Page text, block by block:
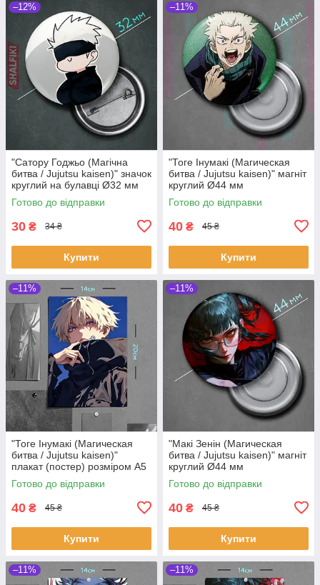
–12%
"Сатору Годжьо (Магічна
битва / Jujutsu kaisen)" значок
круглий на булавці Ø32 мм
Готово до відправки
30 ₴ 34 ₴
Купити
–11%
"Тоге Інумакі (Магическая
битва / Jujutsu kaisen)" магніт
круглий Ø44 мм
Готово до відправки
40 ₴ 45 ₴
Купити
–11%
"Тоге Інумакі (Магическая
битва / Jujutsu kaisen)"
плакат (постер) розміром А5
(14х20см)
Готово до відправки
40 ₴ 45 ₴
Купити
–11%
"Макі Зенін (Магическая
битва / Jujutsu kaisen)" магніт
круглий Ø44 мм
Готово до відправки
40 ₴ 45 ₴
Купити
–11% –11%